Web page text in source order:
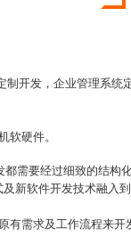
开发，企业管理系统
软硬件。
需要经过细致的结构
新软件开发技术融入
有需求及工作流程来